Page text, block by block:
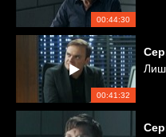
00:44:30
00:41:32